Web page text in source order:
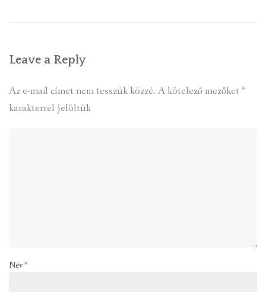
Leave a Reply
Az e-mail címet nem tesszük közzé. A kötelező mezőket *
karakterrel jelöltük
Név*